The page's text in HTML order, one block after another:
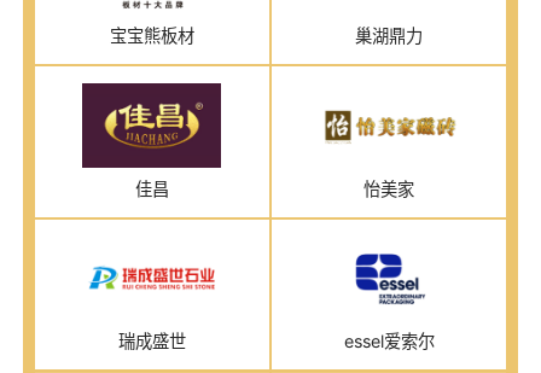
宝宝熊板材 巢湖鼎力
佳昌 怡美家
瑞成盛世 essel爱索尔